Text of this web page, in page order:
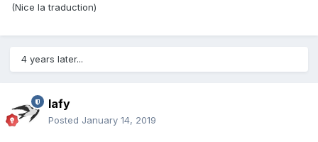
(Nice la traduction)
4 years later...
lafy
Posted January 14, 2019